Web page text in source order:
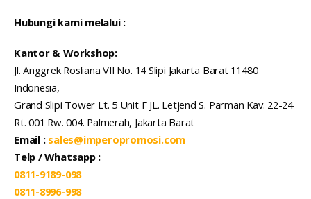
Hubungi kami melalui :
Kantor & Workshop:
Jl. Anggrek Rosliana VII No. 14 Slipi Jakarta Barat 11480
Indonesia,
Grand Slipi Tower Lt. 5 Unit F JL. Letjend S. Parman Kav. 22-24
Rt. 001 Rw. 004. Palmerah, Jakarta Barat
Email : sales@imperopromosi.com
Telp / Whatsapp :
0811-9189-098
0811-8996-998